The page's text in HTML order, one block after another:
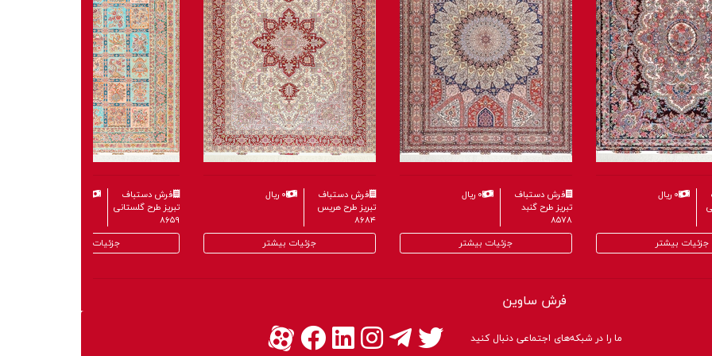
فرش دستباف
تبریز طرح هریس
۸۶۸۴
جزئیات بیشتر
۰ ریال
فرش دستباف
تبریز طرح گنبد
۸۵۷۸
جزئیات بیشتر
۰ ریال
فرش دستباف
تبریز طرح خطیبی
۸۶۰۴
جزئیات بیشتر
۰ ریال
جزئیات بیشتر
فرش ساوین
ما را در شبکه‌های اجتماعی دنبال کنید